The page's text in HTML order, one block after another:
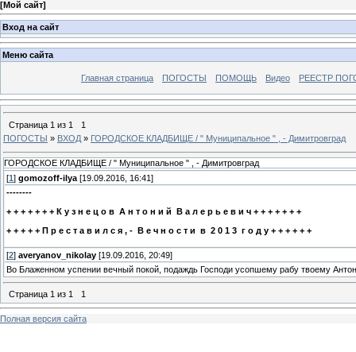
[Мой сайт]
Вход на сайт
Меню сайта
Главная страница ПОГОСТЫ ПОМОЩЬ Видео РЕЕСТР
Страница 1 из 1
1
ПОГОСТЫ » ВХОД » ГОРОДСКОЕ КЛАДБИЩЕ / " Муниципальное " , - Димитровград
ГОРОДСКОЕ КЛАДБИЩЕ / " Муниципальное " , - Димитровград
[1 ] gomozoff-ilya [19.09.2016, 16:41]
--------
+ + + + + + + К у з н е ц о в А н т о н и й В а л е р ь е в и ч + + + + + + +
+ + + + + П р е с т а в и л с я , - В е ч н о с т и в 2 0 1 3 г о д у + + + + + +
[2] averyanov_nikolay [19.09.2016, 20:49]
Во Блаженном успении вечный покой, подаждь Господи усопшему рабу твоему
Страница 1 из 1 1
Полная версия сайта